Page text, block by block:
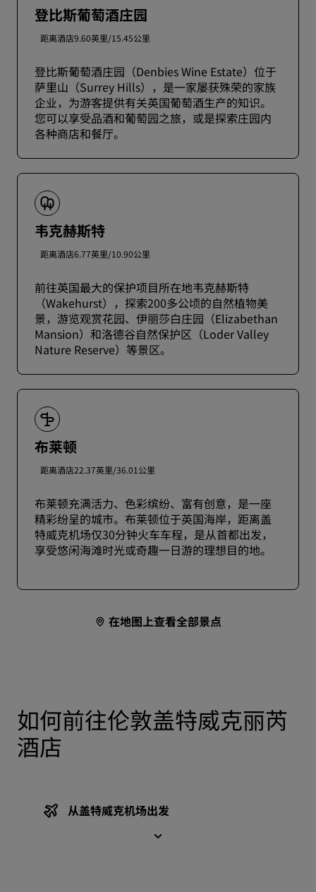
登比斯葡萄酒庄园
距离酒店9.60英里/15.45公里
登比斯葡萄酒庄园（Denbies Wine Estate）位于
萨里山（Surrey Hills），是一家屡获殊荣的家族
企业，为游客提供有关英国葡萄酒生产的知识。
您可以享受品酒和葡萄园之旅，或是探索庄园内
各种商店和餐厅。
韦克赫斯特
距离酒店6.77英里/10.90公里
前往英国最大的保护项目所在地韦克赫斯特
（Wakehurst），探索200多公顷的自然植物美
景，游览观赏花园、伊丽莎白庄园（Elizabethan
Mansion）和洛德谷自然保护区（Loder Valley
Nature Reserve）等景区。
布莱顿
距离酒店22.37英里/36.01公里
布莱顿充满活力、色彩缤纷、富有创意，是一座
精彩纷呈的城市。布莱顿位于英国海岸，距离盖
特威克机场仅30分钟火车车程，是从首都出发，
享受悠闲海滩时光或奇趣一日游的理想目的地。
在地图上查看全部景点
如何前往伦敦盖特威克丽芮
酒店
从盖特威克机场出发